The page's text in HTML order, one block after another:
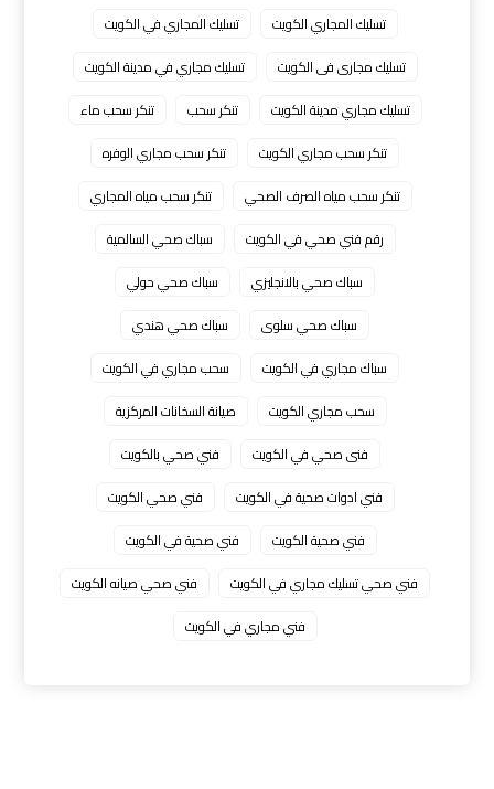
تسليك المجاري الكويت
تسليك المجاري في الكويت
تسليك مجارى فى الكويت
تسليك مجاري في مدينة الكويت
تسليك مجاري مدينة الكويت
تنكر سحب
تنكر سحب ماء
تنكر سحب مجاري الكويت
تنكر سحب مجاري الوفره
تنكر سحب مياه الصرف الصحي
تنكر سحب مياه المجاري
رقم فني صحي في الكويت
سباك صحي السالمية
سباك صحي بالانجليزي
سباك صحي حولي
سباك صحي سلوى
سباك صحي هندي
سباك مجاري في الكويت
سحب مجاري في الكويت
سحب مجاري الكويت
صيانة السخانات المركزية
فنى صحي في الكويت
فني صحي بالكويت
فني ادوات صحية في الكويت
فني صحي الكويت
فني صحية الكويت
فني صحية في الكويت
فني صحي تسليك مجاري في الكويت
فني صحي صيانه الكويت
فني مجاري في الكويت